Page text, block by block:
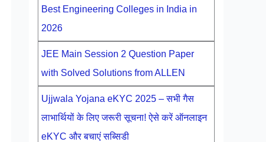
Best Engineering Colleges in India in
2026
JEE Main Session 2 Question Paper
with Solved Solutions from ALLEN
Ujjwala Yojana eKYC 2025 – सभी गैस
लाभार्थियों के लिए जरूरी सूचना! ऐसे करें ऑनलाइन
eKYC और बचाएं सब्सिडी